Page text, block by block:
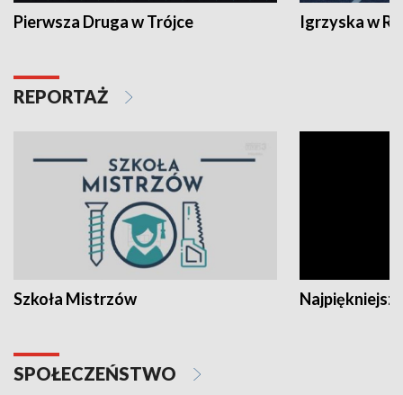
Pierwsza Druga w Trójce Igrzyska w
REPORTAŻ
Szkoła Mistrzów
SPOŁECZEŃSTWO